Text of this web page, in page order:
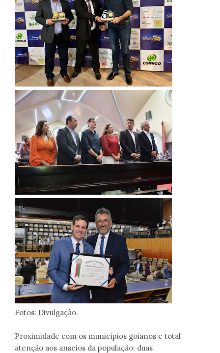
Fotos: Divulgação.
Proximidade com os municípios goianos e total
atenção aos anseios da população: duas